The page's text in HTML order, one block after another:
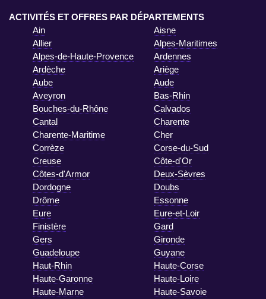
ACTIVITÉS ET OFFRES PAR DÉPARTEMENTS
Ain
Aisne
Allier
Alpes-Maritimes
Alpes-de-Haute-Provence
Ardennes
Ardèche
Ariège
Aube
Aude
Aveyron
Bas-Rhin
Bouches-du-Rhône
Calvados
Cantal
Charente
Charente-Maritime
Cher
Corrèze
Corse-du-Sud
Creuse
Côte-d'Or
Côtes-d'Armor
Deux-Sèvres
Dordogne
Doubs
Drôme
Essonne
Eure
Eure-et-Loir
Finistère
Gard
Gers
Gironde
Guadeloupe
Guyane
Haut-Rhin
Haute-Corse
Haute-Garonne
Haute-Loire
Haute-Marne
Haute-Savoie